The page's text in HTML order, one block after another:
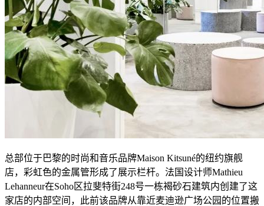
总部位于巴黎的时尚和音乐品牌Maison Kitsuné的纽约旗舰
店，彩虹色的金属管形成了展示栏杆。法国设计师Mathieu
Lehanneur在Soho区拉斐特街248号一栋褐砂石建筑内创建了这
家店的内部空间，此前该品牌从靠近麦迪逊广场公园的位置搬